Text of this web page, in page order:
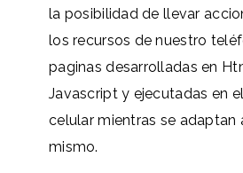
la posibilidad de llevar
los recursos de nuestro
paginas desarrolladas en
Javascript y ejecutadas en
celular mientras se adaptan
mismo.